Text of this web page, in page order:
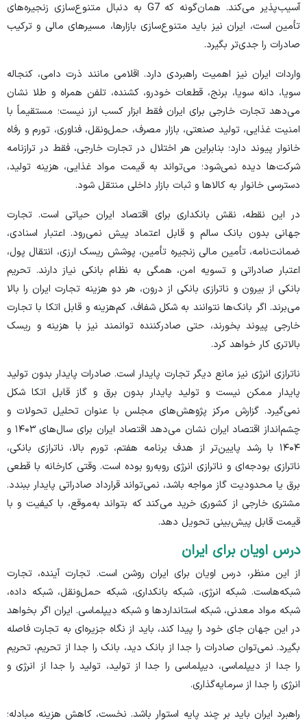
آسیب‌پذیر می‌کند. همان‌گونه که G7 به دنبال متنوع‌سازی زنجیره‌های
تأمین است، ایران نیز باید متنوع‌سازی بازارها، مسیر‌های مالی و ترکیب
صادرات را جدی‌تر بگیرد.
واردات ایران نیز اهمیت راهبردی دارد. اقلامی مانند ذرت دامی، کنجاله
سویا، دانه سویا، برنج، قطعات خودرو، کشنده، تلفن همراه و طلا نشان
می‌دهد تجارت خارجی برای ایران فقط ابزار کسب ارز نیست؛ مستقیماً با
امنیت غذایی، تولید صنعتی، بازار مصرف، حمل‌ونقل، فناوری، تورم و رفاه
خانوار پیوند دارد؛ بنابراین هر اختلال در تجارت خارجی، فقط در ترازنامه
شرکت‌ها دیده نمی‌شود؛ می‌تواند به قیمت مواد غذایی، هزینه تولید،
دسترسی خانوار به کالا‌ها و ثبات بازار داخلی منتقل شود.
در این نقطه، نقش بانکداری برای اقتصاد ایران حیاتی است. تجارت
جهانی بدون بانک سالم و قابل اعتماد پیش نمی‌رود. اعتبار اسنادی،
ضمانت‌نامه، تأمین مالی زنجیره تأمین، پوشش ریسک ارزی، انتقال پول،
اعتبار صادراتی و تسویه امن، همگی به نظام بانکی نیاز دارند. تحریم
بانکی از بیرون و ناترازی بانکی از درون، هر دو هزینه تجارت ایران را بالا
می‌برند. اگر بانک‌ها نتوانند به شکل شفاف، کم‌هزینه و قابل اتکا با تجارت
خارجی پیوند بخورند، حتی صادرکننده توانمند نیز با هزینه و ریسک
بالاتری کار خواهد کرد.
ناترازی انرژی نیز مانع دیگر تجارت پایدار است. صادرات پایدار بدون تولید
پایدار ممکن نیست و تولید پایدار بدون برق و گاز قابل اتکا شکل
نمی‌گیرد. گزارش مرکز پژوهش‌های مجلس با عنوان تحلیل تحولات و
چشم‌انداز اقتصاد ایران نشان می‌دهد اقتصاد ایران برای سال‌های ۱۴۰۳ و
۱۴۰۴ با رشد پایین‌تر از هدف برنامه هفتم، تورم بالا، ناترازی بانکی،
ناترازی بودجه‌ای و ناترازی انرژی روبه‌رو بوده است. وقتی کارخانه با قطعی
برق یا محدودیت گاز مواجه باشد، نمی‌تواند قرارداد صادراتی پایدار ببندد.
مشتری خارجی از کشوری خرید می‌کند که بتواند به‌موقع، با کیفیت و با
قیمت قابل پیش‌بینی تحویل دهد.
درس اویان برای ایران
از این منظر، درس اویان برای ایران روشن است. تجارت آینده، تجارت
شبکه‌هاست. شبکه انرژی، شبکه بانکداری، شبکه حمل‌ونقل، شبکه داده،
شبکه مواد معدنی، شبکه استاندارد‌ها و شبکه دیپلماسی. ایران اگر بخواهد
در این جهان جای خود را پیدا کند، باید از نگاه جزیره‌ای به تجارت فاصله
بگیرد. نمی‌توان صادرات را جدا از بانک دید، بانک را جدا از تحریم، تحریم
را جدا از دیپلماسی، دیپلماسی را جدا از تولید، تولید را جدا از انرژی و
انرژی را جدا از سرمایه‌گذاری.
راهبرد ایران باید بر چند پایه استوار باشد. نخست، کاهش هزینه مبادله؛